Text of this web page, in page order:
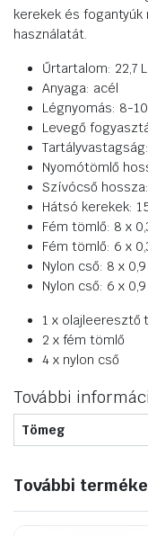
kerekek és
használatát.
Űrtartalom: 22,7 L
Anyaga: acél
Légnyomás: 8-
Levegő
Nyomótömlő
Szívócső
Hátsó kerekek:
Fém tömlő: 8 x
Fém tömlő: 6 x
Nylon cső: 8 x
Nylon cső: 6 x
1 x olajleeresztő
2 x fém tömlő
4 x nylon cső
További
Tömeg
További